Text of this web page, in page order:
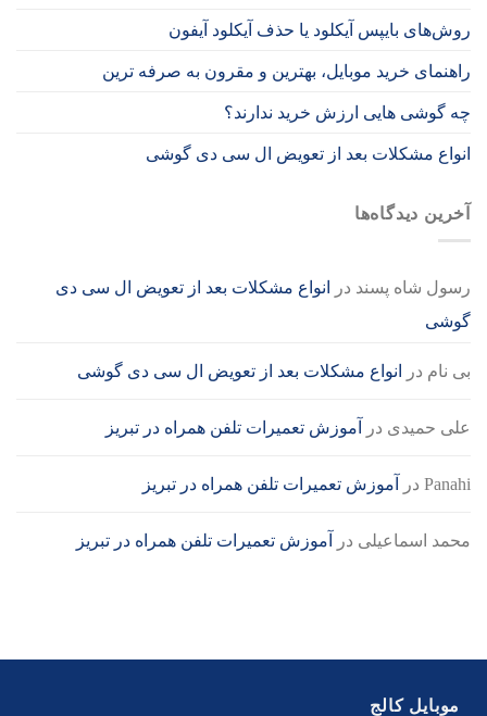
روش‌های بایپس آیکلود یا حذف آیکلود آیفون
راهنمای خرید موبایل، بهترین و مقرون به صرفه ترین
چه گوشی هایی ارزش خرید ندارند؟
انواع مشکلات بعد از تعویض ال سی دی گوشی
آخرین دیدگاه‌ها
رسول شاه پسند در
انواع مشکلات بعد از تعویض ال سی دی
گوشی
بی نام در انواع مشکلات بعد از تعویض ال سی دی گوشی
علی حمیدی در آموزش تعمیرات تلفن همراه در تبریز
Panahi در آموزش تعمیرات تلفن همراه در تبریز
محمد اسماعیلی در آموزش تعمیرات تلفن همراه در تبریز
موبایل کالج